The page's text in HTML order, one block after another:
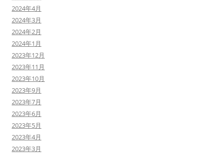
2024年4月
2024年3月
2024年2月
2024年1月
2023年12月
2023年11月
2023年10月
2023年9月
2023年7月
2023年6月
2023年5月
2023年4月
2023年3月